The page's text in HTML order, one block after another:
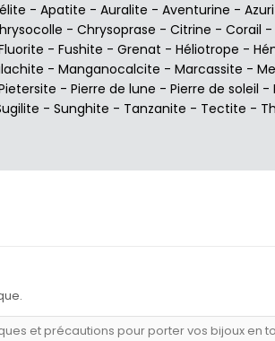
- Apatite - Auralite - Aventurine -
- Chrysoprase - Citrine - Corail -
- Fushite - Grenat - Héliotrope -
- Manganocalcite - Marcassite -
- Pierre de lune - Pierre de soleil -
- Sunghite - Tanzanite - Tectite -
et précautions pour porter vos bijoux en